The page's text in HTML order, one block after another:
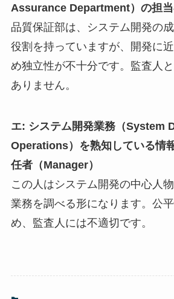
Assurance Department）の担
品質保証部は、システム開発の
役割を持っていますが、開発に
め独立性が不十分です。監査人
ありません。
エ: システム開発業務（System
Operations）を熟知している情
任者（Manager）
この人はシステム開発の中心人
業務を調べる形になります。公
め、監査人には不適切です。